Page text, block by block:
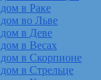
в Раке
во Льве
в Деве
в Весах
в Скорпионе
в Стрельце